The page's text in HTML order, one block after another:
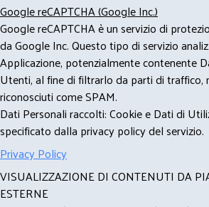
Google reCAPTCHA (Google Inc.)
Google reCAPTCHA è un servizio di
da Google Inc. Questo tipo di servizio
Applicazione, potenzialmente contenente
Utenti, al fine di filtrarlo da parti di traffico,
riconosciuti come SPAM.
Dati Personali raccolti: Cookie e Dati di
specificato dalla privacy policy del servizio.
Privacy Policy
VISUALIZZAZIONE DI CONTENUTI DA
ESTERNE